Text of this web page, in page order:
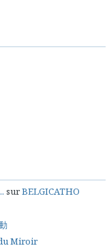
surBELGICATHO
Miroir